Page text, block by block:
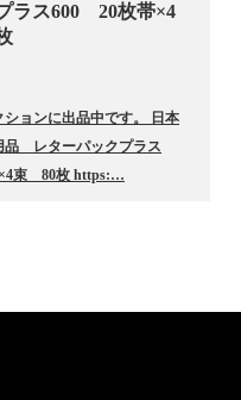
ラス600 20枚帯×4
ションに出品中です。 日本
レターパックプラス
束 80枚 https:…